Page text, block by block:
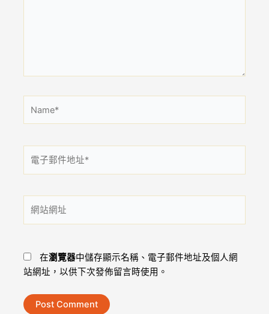
子
件
地
址
站
在瀏覽器中儲存顯示名稱、電子郵件地址及個人網
站網址，以供下次發佈留言時使用。